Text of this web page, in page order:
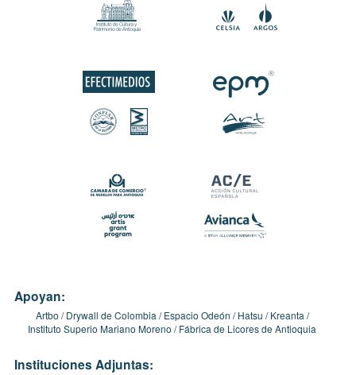
Apoyan:
Artbo Drywall de Colombia Espacio Odeón Hatsu
Kreanta
Instituto Superio Mariano Moreno
Fábrica de Licores de Antioquia
Instituciones Adjuntas: